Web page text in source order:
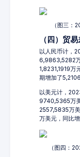
（图三：
（四）贸
以人民币计，
6,9863,5282
1,8231,1919万
期增加了
以美元计，
9740,5365万
2557,5835万
万美元，同比
（图四：